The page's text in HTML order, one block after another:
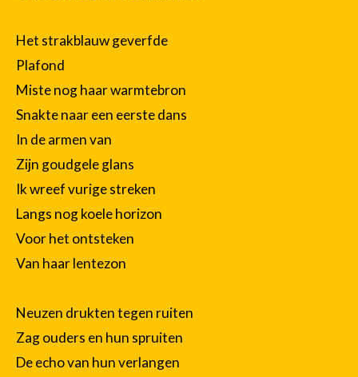
Het strakblauw geverfde
Plafond
Miste nog haar warmtebron
Snakte naar een eerste dans
In de armen van
Zijn goudgele glans
Ik wreef vurige streken
Langs nog koele horizon
Voor het ontsteken
Van haar lentezon
Neuzen drukten tegen ruiten
Zag ouders en hun spruiten
De echo van hun verlangen